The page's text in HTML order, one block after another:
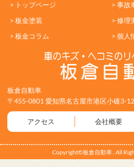
> トップページ
> 事故
> 板金塗装
> 修理
> 板金コラム
> 個人
板倉自動車
〒455-0801 愛知県名古屋市港区小碓3-
アクセス 会社概要
Copyright©板倉自動車 . All